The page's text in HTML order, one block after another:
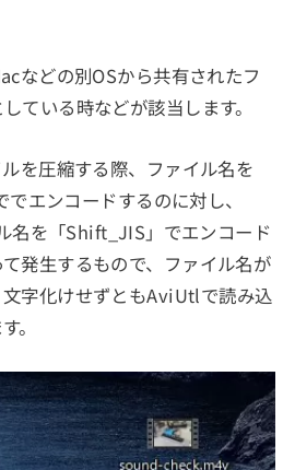
などの別OSから共有されたフ
ている時などが該当します。
を圧縮する際、ファイル名を
エンコードするのに対し、
名を「Shift_JIS」でエンコード
発生するもので、ファイル名が
字化けせずともAviUtlで読み込
。